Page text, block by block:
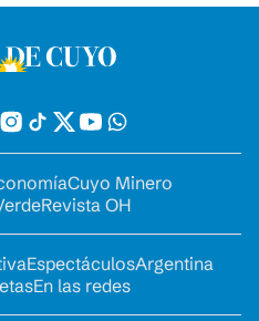
Cuyo Minero
Revista OH
EspectáculosArgentina
En las redes